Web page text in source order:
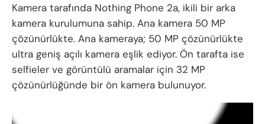
Kamera tarafında Nothing Phone 2a, ikili bir arka
kamera kurulumuna sahip. Ana kamera 50 MP
çözünürlükte. Ana kameraya; 50 MP çözünürlükte
ultra geniş açılı kamera eşlik ediyor. Ön tarafta ise
selfieler ve görüntülü aramalar için 32 MP
çözünürlüğünde bir ön kamera bulunuyor.